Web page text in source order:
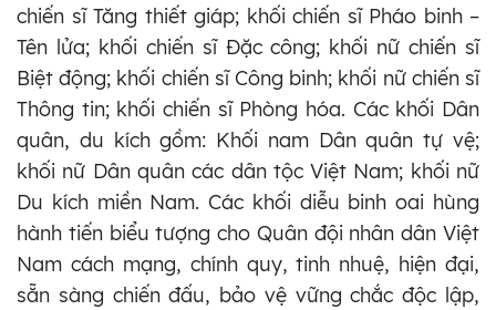
chiến sĩ Tăng thiết giáp; khối chiến sĩ Pháo binh –
Tên lửa; khối chiến sĩ Đặc công; khối nữ chiến sĩ
Biệt động; khối chiến sĩ Công binh; khối nữ chiến sĩ
Thông tin; khối chiến sĩ Phòng hóa. Các khối Dân
quân, du kích gồm: Khối nam Dân quân tự vệ;
khối nữ Dân quân các dân tộc Việt Nam; khối nữ
Du kích miền Nam. Các khối diễu binh oai hùng
hành tiến biểu tượng cho Quân đội nhân dân Việt
Nam cách mạng, chính quy, tinh nhuệ, hiện đại,
sẵn sàng chiến đấu, bảo vệ vững chắc độc lập,